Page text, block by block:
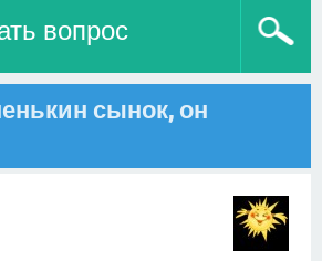
вопрос
сынок, он